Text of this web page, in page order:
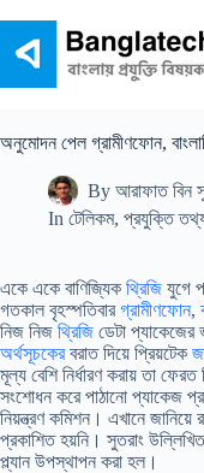
content
অনুমোদন পেল গ্রামীণফোন,
By আরাফাত বিন
In টেলিকম,প্রযুক্তি
একে একে বাণিজ্যিক থ্রিজি যুগে
গতকাল বৃহস্পতিবারগ্রামীণফোন,
নিজ নিজ থ্রিজি ডেটা
অর্থসূচকেরবরাত দিয়ে প্রিয়টেক
মূল্য বেশি নির্ধারণ করায় তা
সংশোধন করে পাঠানো প্যাকেজ
নিয়ন্ত্রণ কমিশন। এখানে
প্রকাশিত হয়নি। সুতরাং
প্ল্যান উপস্থাপন করা হল।